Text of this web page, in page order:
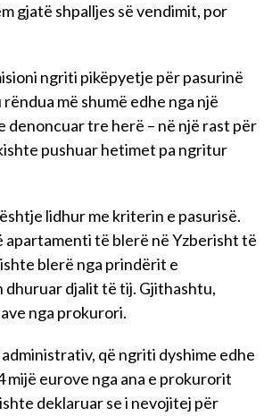
gjatë shpalljes së vendimit, por
ngriti pikëpyetje për pasurinë
më shumë edhe nga një
denoncuar tre herë – në një rast për
pushuar hetimet pa ngritur
lidhur me kriterin e pasurisë.
të blerë në Yzberisht të
blerë nga prindërit e
dhuruar djalit të tij. Gjithashtu,
nga prokurori.
që ngriti dyshime edhe
eurove nga ana e prokurorit
deklaruar se i nevojitej për